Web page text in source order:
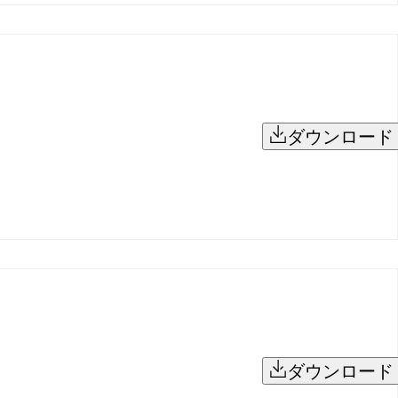
ダウンロード
ダウンロード